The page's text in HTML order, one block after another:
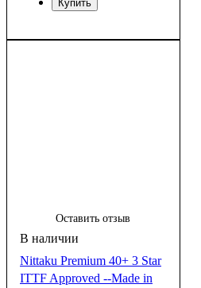
Оставить отзыв
Nittaku Premium 40+ 3 Star
ITTF Approved --Made in